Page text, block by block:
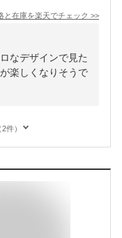
と在庫を楽天でチェック >>
なデザインで見た
楽しくなりそうで
件）